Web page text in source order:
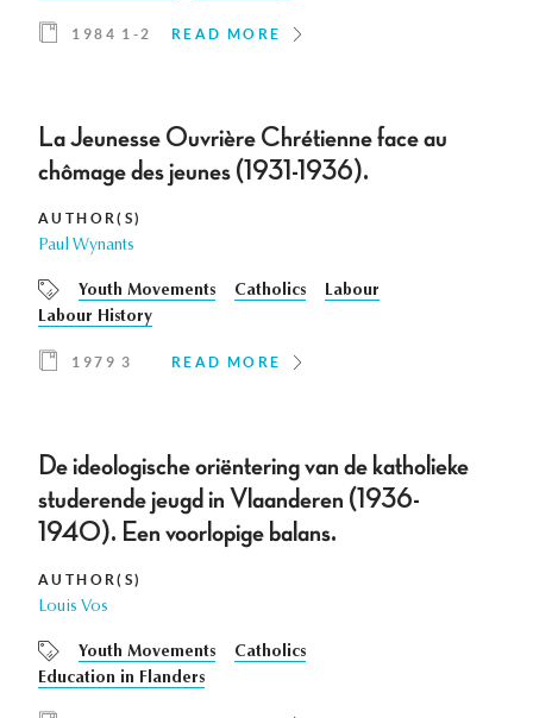
1984 1-2 READ MORE
La Jeunesse Ouvrière Chrétienne face au
chômage des jeunes (1931-1936).
AUTHOR(S)
Paul Wynants
Youth Movements Catholics
Labour
Labour History
1979 3 READ MORE
De ideologische oriëntering van de katholieke
studerende jeugd in Vlaanderen (1936-
1940). Een voorlopige balans.
AUTHOR(S)
Louis Vos
Youth Movements
Catholics
Education in Flanders